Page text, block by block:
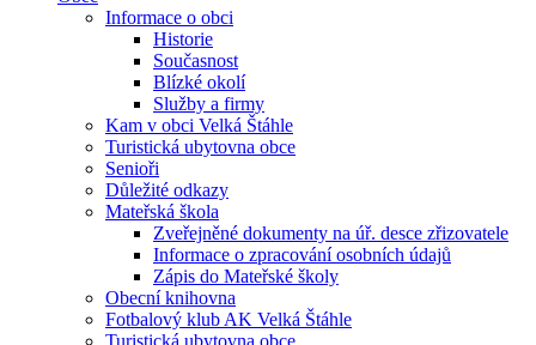
Informace o obci
Historie
Současnost
Blízké okolí
Služby a firmy
Kam v obci Velká Štáhle
Turistická ubytovna obce
Senioři
Důležité odkazy
Mateřská škola
Zveřejněné dokumenty na úř. desce zřizovatele
Informace o zpracování osobních údajů
Zápis do Mateřské školy
Obecní knihovna
Fotbalový klub AK Velká Štáhle
Turistická ubytovna obce